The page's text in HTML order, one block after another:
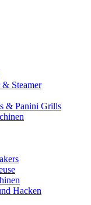
Steamer
& Panini Grills
Hacken